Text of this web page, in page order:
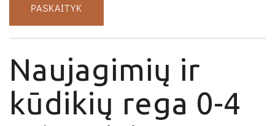
PASKAITYK
Naujagimių ir
kūdikių rega 0-4